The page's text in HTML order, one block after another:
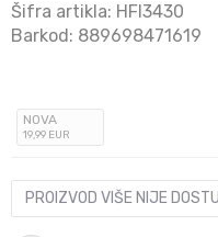
Šifra artikla: HFI3430
Barkod: 889698471619
NOVA
19,99 EUR
PROIZVOD VIŠE NIJE